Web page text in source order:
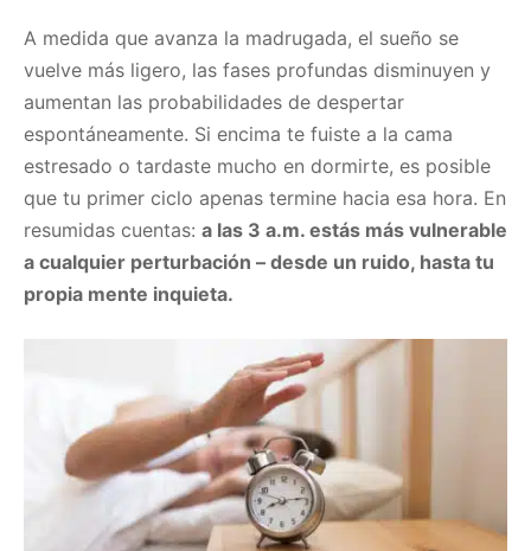
A medida que avanza la madrugada, el sueño se
vuelve más ligero, las fases profundas disminuyen y
aumentan las probabilidades de despertar
espontáneamente. Si encima te fuiste a la cama
estresado o tardaste mucho en dormirte, es posible
que tu primer ciclo apenas termine hacia esa hora. En
resumidas cuentas: a las 3 a.m. estás más vulnerable
a cualquier perturbación – desde un ruido, hasta tu
propia mente inquieta.